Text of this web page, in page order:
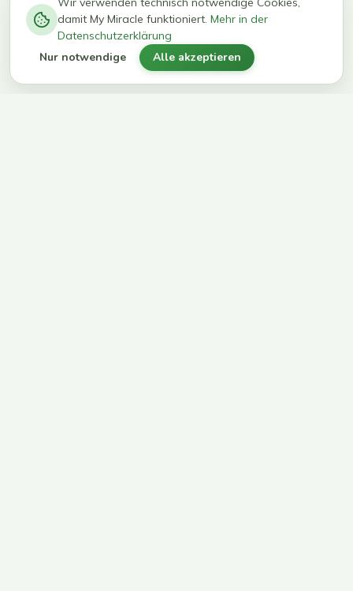
kg in 12
Wochen
erreichen
ihr Ziel
damit My Miracle funktioniert. Mehr in der
Datenschutzerklärung
Nur notwendige Alle akzeptieren